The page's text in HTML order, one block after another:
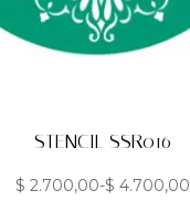
STENCIL SSR016
$ 2.700,00-$ 4.700,00